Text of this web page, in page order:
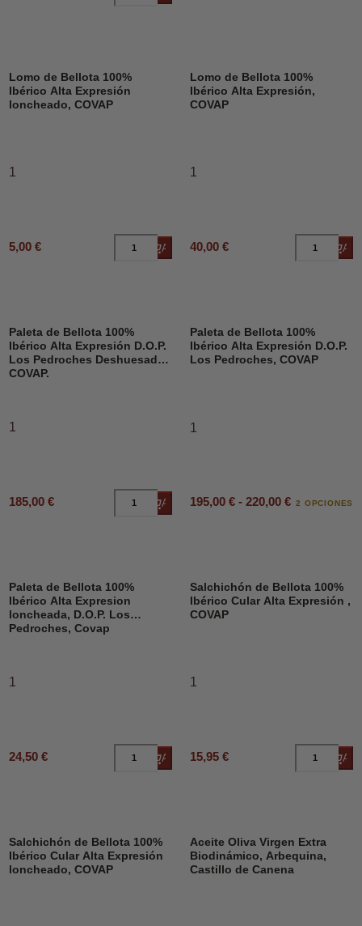
Lomo de Bellota 100%
Ibérico Alta Expresión
loncheado, COVAP
1
5,00 € Añadir al carrito
Lomo de Bellota 100%
Ibérico Alta Expresión,
COVAP
1
40,00 €
Paleta de Bellota 100%
Ibérico Alta Expresión D.O.P.
Los Pedroches Deshuesado,
COVAP.
1
185,00 € Añadir al carrito
Paleta de Bellota 100%
Ibérico Alta Expresión D.O.P.
Los Pedroches, COVAP
1
195,00 € - 220,00 € 2 OPCIONES
Paleta de Bellota 100%
Ibérico Alta Expresion
loncheada, D.O.P. Los
Pedroches, Covap
1
24,50 € Añadir al carrito
Salchichón de Bellota 100%
Ibérico Cular Alta Expresión ,
COVAP
1
15,95 €
Salchichón de Bellota 100%
Ibérico Cular Alta Expresión
loncheado, COVAP
DESCUENTO
Aceite Oliva Virgen Extra
Biodinámico, Arbequina,
Castillo de Canena